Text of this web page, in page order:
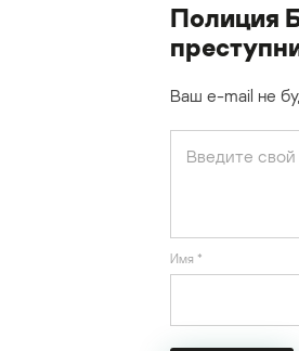
Полиция
Ваш e-mail не
Имя *